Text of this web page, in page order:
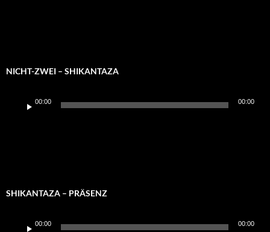
NICHT-ZWEI – SHIKANTAZA
Player
00:00 00:00
SHIKANTAZA – PRÄSENZ
00:00 00:00